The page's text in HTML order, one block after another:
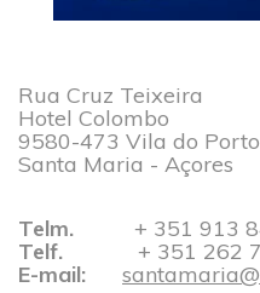
Rua Cruz Teixeira
Hotel Colombo
9580-473 Vila do Porto
Santa Maria - Açores
Telm. + 351 913
Telf.
+ 351 262
E-mail: